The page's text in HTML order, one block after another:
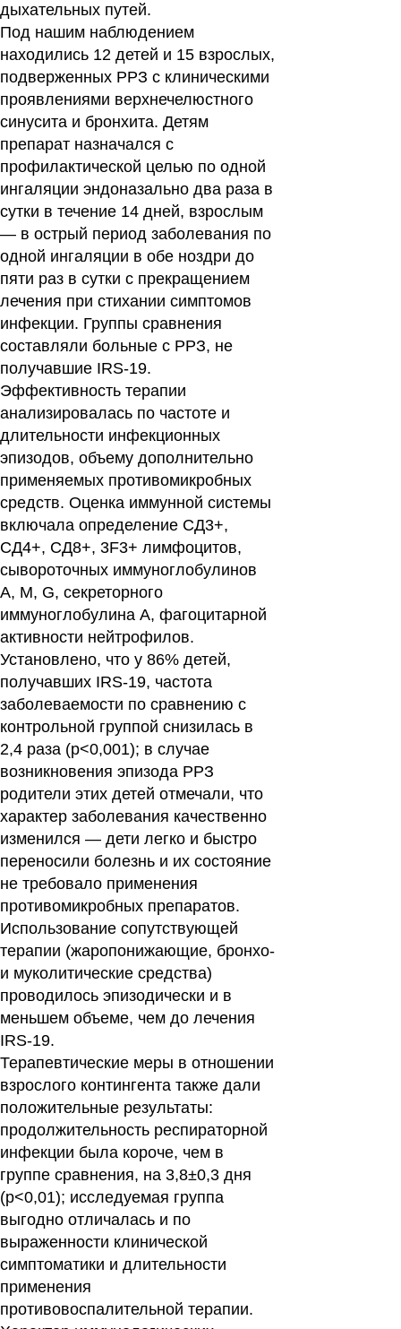
дыхательных путей.
Под нашим наблюдением
находились 12 детей и 15 взрослых,
подверженных РРЗ с клиническими
проявлениями верхнечелюстного
синусита и бронхита. Детям
препарат назначался с
профилактической целью по одной
ингаляции эндоназально два раза в
сутки в течение 14 дней, взрослым
— в острый период заболевания по
одной ингаляции в обе ноздри до
пяти раз в сутки с прекращением
лечения при стихании симптомов
инфекции. Группы сравнения
составляли больные с РРЗ, не
получавшие IRS-19.
Эффективность терапии
анализировалась по частоте и
длительности инфекционных
эпизодов, объему дополнительно
применяемых противомикробных
средств. Оценка иммунной системы
включала определение СД3+,
СД4+, СД8+, 3F3+ лимфоцитов,
сывороточных иммуноглобулинов
A, M, G, секреторного
иммуноглобулина А, фагоцитарной
активности нейтрофилов.
Установлено, что у 86% детей,
получавших IRS-19, частота
заболеваемости по сравнению с
контрольной группой снизилась в
2,4 раза (р<0,001); в случае
возникновения эпизода РРЗ
родители этих детей отмечали, что
характер заболевания качественно
изменился — дети легко и быстро
переносили болезнь и их состояние
не требовало применения
противомикробных препаратов.
Использование сопутствующей
терапии (жаропонижающие, бронхо-
и муколитические средства)
проводилось эпизодически и в
меньшем объеме, чем до лечения
IRS-19.
Терапевтические меры в отношении
взрослого контингента также дали
положительные результаты:
продолжительность респираторной
инфекции была короче, чем в
группе сравнения, на 3,8±0,3 дня
(р<0,01); исследуемая группа
выгодно отличалась и по
выраженности клинической
симптоматики и длительности
применения
противовоспалительной терапии.